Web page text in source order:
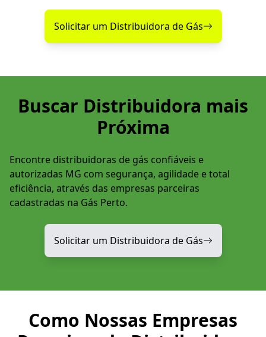
Solicitar um Distribuidora de Gás
Buscar Distribuidora mais
Próxima
Encontre distribuidoras de gás confiáveis e
autorizadas MG com segurança, agilidade e total
eficiência, através das empresas parceiras
cadastradas na Gás Perto.
Solicitar um Distribuidora de Gás
Como Nossas Empresas